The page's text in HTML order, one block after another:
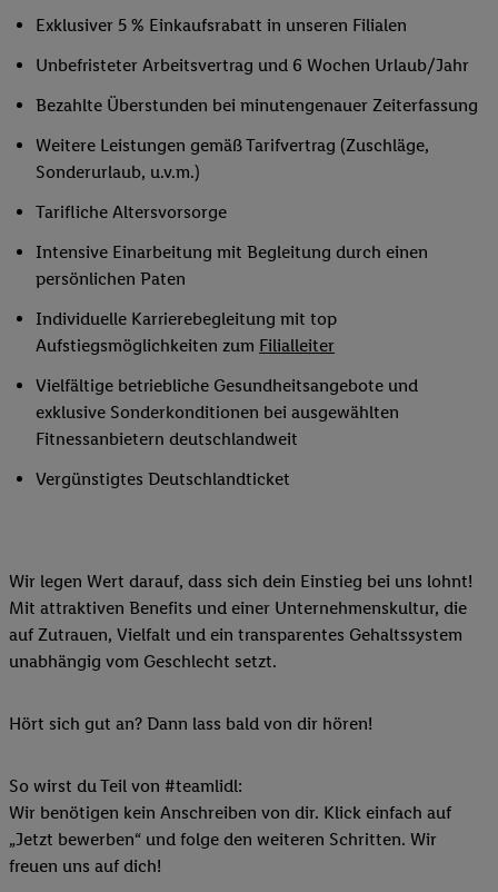
Exklusiver 5 % Einkaufsrabatt in unseren Filialen
Unbefristeter Arbeitsvertrag und 6 Wochen Urlaub/Jahr
Bezahlte Überstunden bei minutengenauer Zeiterfassung
Weitere Leistungen gemäß Tarifvertrag (Zuschläge,
Sonderurlaub, u.v.m.)
Tarifliche Altersvorsorge
Intensive Einarbeitung mit Begleitung durch einen
persönlichen Paten
Individuelle Karrierebegleitung mit top
Aufstiegsmöglichkeiten zum Filialleiter
Vielfältige betriebliche Gesundheitsangebote und
exklusive Sonderkonditionen bei ausgewählten
Fitnessanbietern deutschlandweit
Vergünstigtes Deutschlandticket
Wir legen Wert darauf, dass sich dein Einstieg bei uns lohnt!
Mit attraktiven Benefits und einer Unternehmenskultur, die
auf Zutrauen, Vielfalt und ein transparentes Gehaltssystem
unabhängig vom Geschlecht setzt.
Hört sich gut an? Dann lass bald von dir hören!
So wirst du Teil von #teamlidl:
Wir benötigen kein Anschreiben von dir. Klick einfach auf
„Jetzt bewerben“ und folge den weiteren Schritten. Wir
freuen uns auf dich!